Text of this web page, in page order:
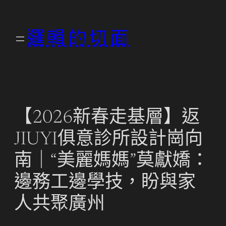
邏輯的切面
【2026新春走基層】返
JIUYI俱意診所設計崗向
南｜“美麗媽媽”莫獻嬌：
邊務工邊學技，盼與家
人共聚廣州